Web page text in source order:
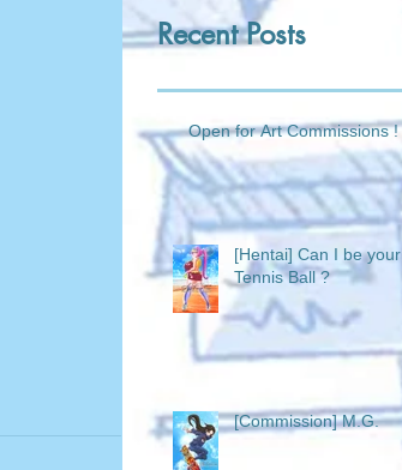
Recent Posts
Open for Art Commissions !
[Hentai] Can I be your
Tennis Ball ?
[Commission] M.G.